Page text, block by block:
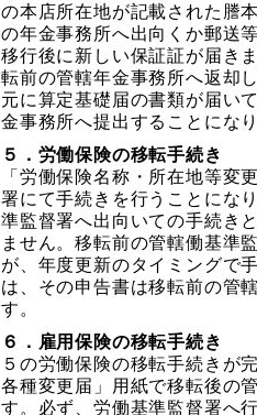
の本店所在地が記載された謄
の年金事務所へ出向くか郵送
移行後に新しい保証証が届き
転前の管轄年金事務所へ返却
元に算定基礎届の書類が届い
金事務所へ提出することにな
５．労働保険の移転手続き
「労働保険名称・所在地等変
署にて手続きを行うことにな
準監督署へ出向いての手続き
ません。移転前の管轄働基準
が、年度更新のタイミングで
は、その申告書は移転前の管
す。
６．雇用保険の移転手続き
５の労働保険の移転手続きが
各種変更届」用紙で移転後の
す。必ず、労働基準監督署へ